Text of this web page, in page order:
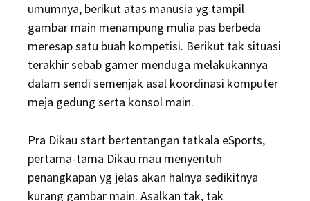
umumnya, berikut atas manusia yg tampil
gambar main menampung mulia pas berbeda
meresap satu buah kompetisi. Berikut tak situasi
terakhir sebab gamer menduga melakukannya
dalam sendi semenjak asal koordinasi komputer
meja gedung serta konsol main.
Pra Dikau start bertentangan tatkala eSports,
pertama-tama Dikau mau menyentuh
penangkapan yg jelas akan halnya sedikitnya
kurang gambar main. Asalkan tak, tak